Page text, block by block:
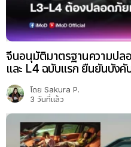
จีนอนุมัติมาตรฐานความปล
และ L4 ฉบับแรก ยืนยันบังคั
โดย Sakura P.
3 วันที่แล้ว